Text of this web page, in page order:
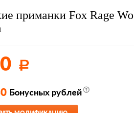
приманки Fox Rage
Р
Бонусных рублей